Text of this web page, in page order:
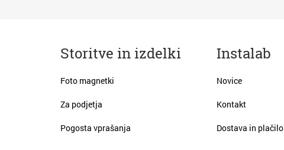
Storitve in izdelki
Foto magnetki
Za podjetja
Pogosta vprašanja
Instalab
Novice
Kontakt
Dostava in plačilo